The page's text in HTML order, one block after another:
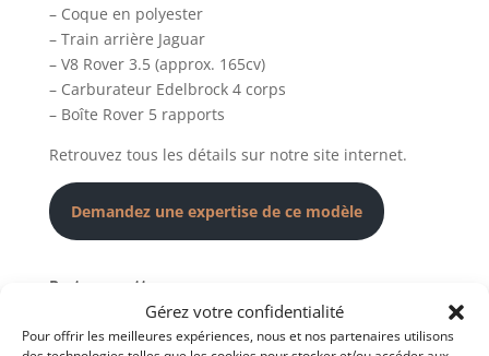
Gérez votre confidentialité
Pour offrir les meilleures expériences, nous et nos partenaires utilisons
– Coque en polyester
– Train arrière Jaguar
– V8 Rover 3.5 (approx. 165cv)
– Carburateur Edelbrock 4 corps
– Boîte Rover 5 rapports
Retrouvez tous les détails sur notre site internet.
Demandez une expertise de ce modèle
Partager cette annonce